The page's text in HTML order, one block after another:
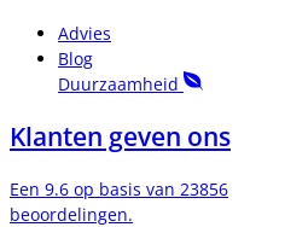
Advies
Blog
Duurzaamheid
Klanten geven ons
Een 9.6 op basis van 23856
beoordelingen.